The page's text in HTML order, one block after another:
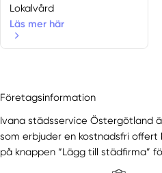
Lokalvård
Läs mer här
Företagsinformation
Ivana städsservice Östergötland
som erbjuder en kostnadsfri
på knappen “Lägg till städfirma”